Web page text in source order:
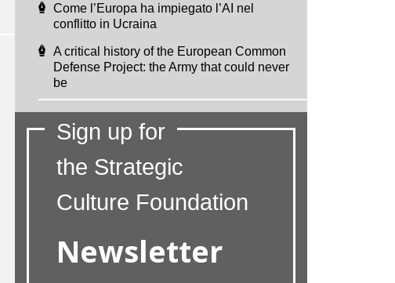
Come l’Europa ha impiegato l’AI nel
conflitto in Ucraina
A critical history of the European Common
Defense Project: the Army that could never
be
Sign up for
the Strategic
Culture Foundation
Newsletter